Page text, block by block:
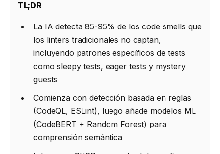
TL;DR
La IA detecta 85-95% de los code smells que
los linters tradicionales no captan,
incluyendo patrones específicos de tests
como sleepy tests, eager tests y mystery
guests
Comienza con detección basada en reglas
(CodeQL, ESLint), luego añade modelos ML
(CodeBERT + Random Forest) para
comprensión semántica